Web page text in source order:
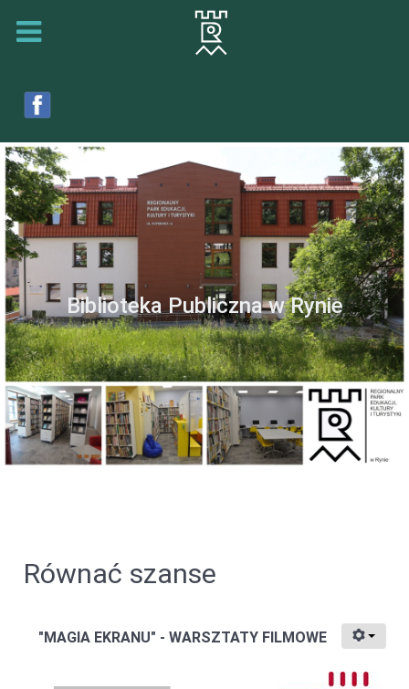
Biblioteka Publiczna w Rynie
Równać szanse
"MAGIA EKRANU" - WARSZTATY FILMOWE